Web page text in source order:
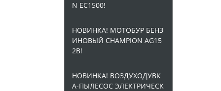
N EC1500!
НОВИНКА! МОТОБУР БЕНЗ
ИНОВЫЙ CHAMPION AG15
2B!
НОВИНКА! ВОЗДУХОДУВК
А-ПЫЛЕСОС ЭЛЕКТРИЧЕСК